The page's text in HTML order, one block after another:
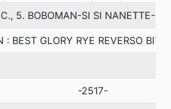
5. BOBOMAN-SI SI NANETTE-
: BEST GLORY RYE REVERSO BIT
-2517-